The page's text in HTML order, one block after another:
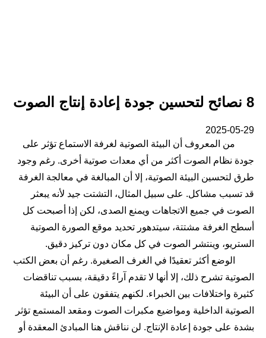
8 نصائح لتحسين جودة إعادة إنتاج الصوت
2025-05-29
من المعروف أن البيئة الصوتية لغرفة الاستماع تؤثر على
جودة نظام الصوت أكثر من أي معدات صوتية أخرى. رغم وجود
طرق لتحسين البيئة الصوتية، إلا أن المبالغة في معالجة الغرفة
قد تسبب مشاكل. على سبيل المثال، التشتت جيد لأنه يبعثر
الصوت في جميع الاتجاهات ويمنع الصدى، لكن إذا أصبحت كل
أسطح الغرفة مشتتة، سيتدهور تحديد موقع الصورة الصوتية
الستريو، وينتشر الصوت في كل مكان دون تركيز دقيق.
الوضع أكثر تعقيدًا في الغرف الصغيرة. رغم أن بعض الكتب
الصوتية تشرح ذلك، إلا أنها لا تقدم آراءً دقيقة، بسبب تناقضات
كثيرة واختلافات بين الخبراء. لكنهم يتفقون على أن البيئة
الصوتية الداخلية ومواضيع مكبرات الصوت ومقعد المستمع تؤثر
بشدة على جودة إعادة الإنتاج. لن نناقش هنا المبادئ المعقدة أو